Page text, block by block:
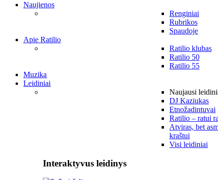
Naujienos
Renginiai
Rubrikos
Spaudoje
Apie Ratilio
Ratilio klubas
Ratilio 50
Ratilio 55
Muzika
Leidiniai
Naujausi
DJ Kaziukas
Etnožadintuvai
Ratilio – ratui
Atviras, bet
kraštui
Visi leidiniai
Interaktyvus leidinys